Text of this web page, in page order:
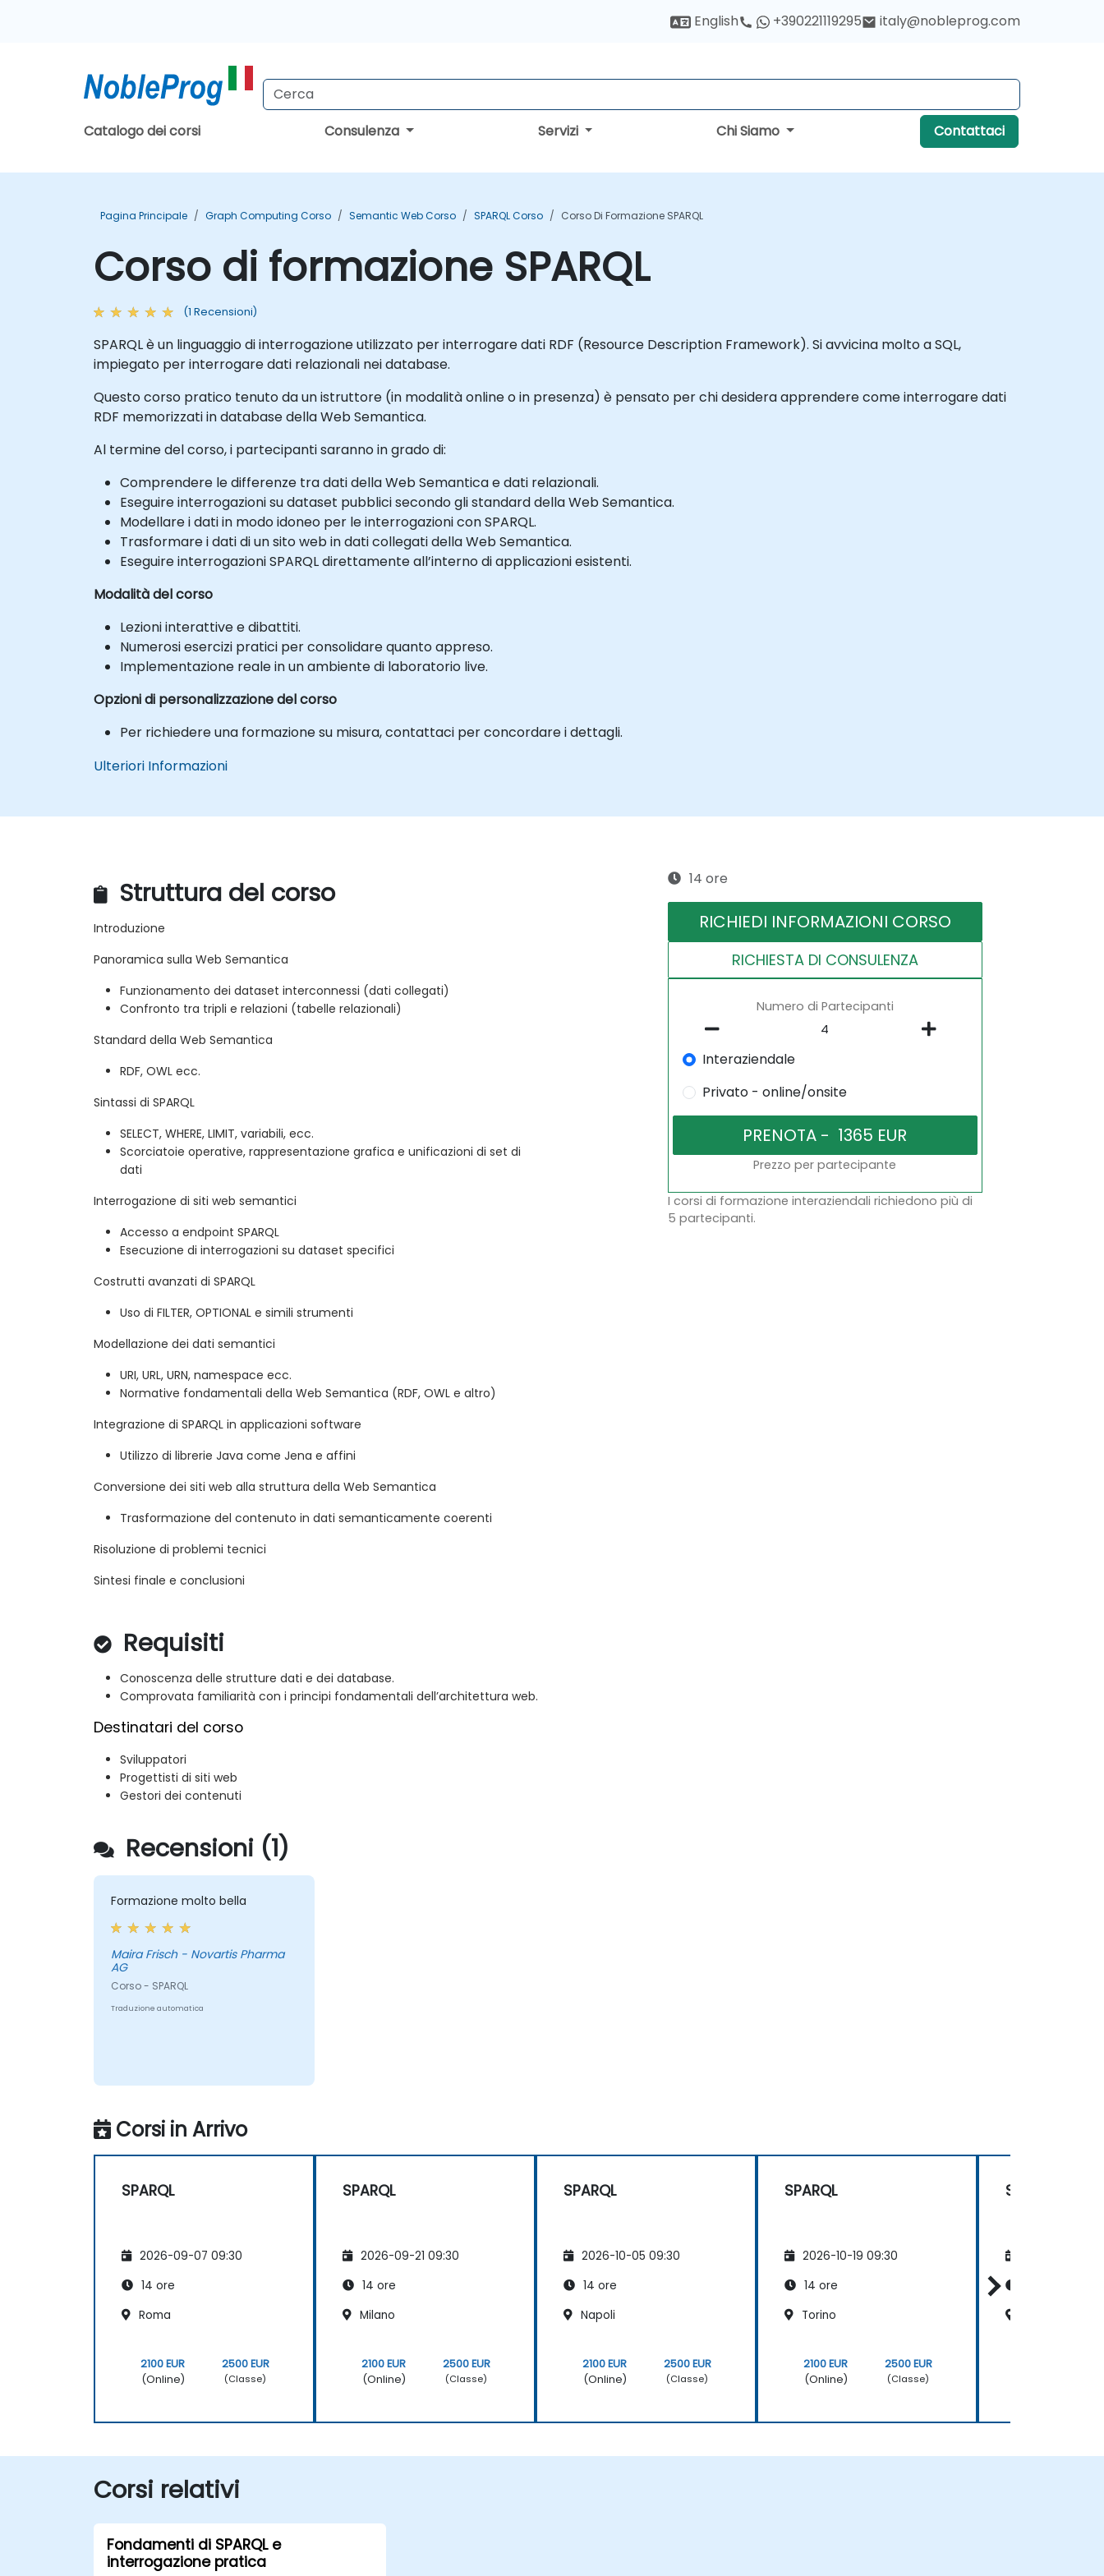
English +390221119295 italy@nobleprog.com
Catalogo dei corsi Consulenza Servizi Chi Siamo Contattaci
Pagina Principale Graph Computing Corso Semantic Web Corso SPARQL Corso Corso Di Formazione SPARQL
Corso di formazione SPARQL
(1 Recensioni)
SPARQL è un linguaggio di interrogazione utilizzato per interrogare dati RDF (Resource Description Framework). Si avvicina molto a SQL,
impiegato per interrogare dati relazionali nei database.
Questo corso pratico tenuto da un istruttore (in modalità online o in presenza) è pensato per chi desidera apprendere come interrogare dati
RDF memorizzati in database della Web Semantica.
Al termine del corso, i partecipanti saranno in grado di:
Comprendere le differenze tra dati della Web Semantica e dati relazionali.
Eseguire interrogazioni su dataset pubblici secondo gli standard della Web Semantica.
Modellare i dati in modo idoneo per le interrogazioni con SPARQL.
Trasformare i dati di un sito web in dati collegati della Web Semantica.
Eseguire interrogazioni SPARQL direttamente all’interno di applicazioni esistenti.
Modalità del corso
Lezioni interattive e dibattiti.
Numerosi esercizi pratici per consolidare quanto appreso.
Implementazione reale in un ambiente di laboratorio live.
Opzioni di personalizzazione del corso
Per richiedere una formazione su misura, contattaci per concordare i dettagli.
Ulteriori Informazioni
Struttura del corso
Introduzione
Panoramica sulla Web Semantica
Funzionamento dei dataset interconnessi (dati collegati)
Confronto tra tripli e relazioni (tabelle relazionali)
Standard della Web Semantica
RDF, OWL ecc.
Sintassi di SPARQL
SELECT, WHERE, LIMIT, variabili, ecc.
Scorciatoie operative, rappresentazione grafica e unificazioni di set di
dati
Interrogazione di siti web semantici
Accesso a endpoint SPARQL
Esecuzione di interrogazioni su dataset specifici
Costrutti avanzati di SPARQL
Uso di FILTER, OPTIONAL e simili strumenti
Modellazione dei dati semantici
URI, URL, URN, namespace ecc.
Normative fondamentali della Web Semantica (RDF, OWL e altro)
Integrazione di SPARQL in applicazioni software
Utilizzo di librerie Java come Jena e affini
Conversione dei siti web alla struttura della Web Semantica
Trasformazione del contenuto in dati semanticamente coerenti
Risoluzione di problemi tecnici
Sintesi finale e conclusioni
Requisiti
Conoscenza delle strutture dati e dei database.
Comprovata familiarità con i principi fondamentali dell’architettura web.
Destinatari del corso
Sviluppatori
Progettisti di siti web
Gestori dei contenuti
14 ore
RICHIEDI INFORMAZIONI CORSO
RICHIESTA DI CONSULENZA
Numero di Partecipanti
Interaziendale
Privato - online/onsite
Prezzo per partecipante
I corsi di formazione interaziendali richiedono più di
5 partecipanti.
Recensioni (1)
Formazione molto bella
Maira Frisch - Novartis Pharma
AG
Corso - SPARQL
Traduzione automatica
Corsi in Arrivo
SPARQL
2026-09-07 09:30
14 ore
Roma
2100 EUR
(Online)
2500 EUR
(Classe)
SPARQL
2026-09-21 09:30
14 ore
Milano
2100 EUR
(Online)
2500 EUR
(Classe)
SPARQL
2026-10-05 09:30
14 ore
Napoli
2100 EUR
(Online)
2500 EUR
(Classe)
SPARQL
2026-10-19 09:30
14 ore
Torino
2100 EUR
(Online)
2500 EUR
(Classe)
SPARQL
Corsi relativi
Fondamenti di SPARQL e
interrogazione pratica